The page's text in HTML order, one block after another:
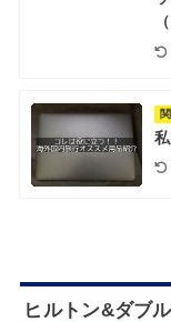
ヒルトン&ダブ